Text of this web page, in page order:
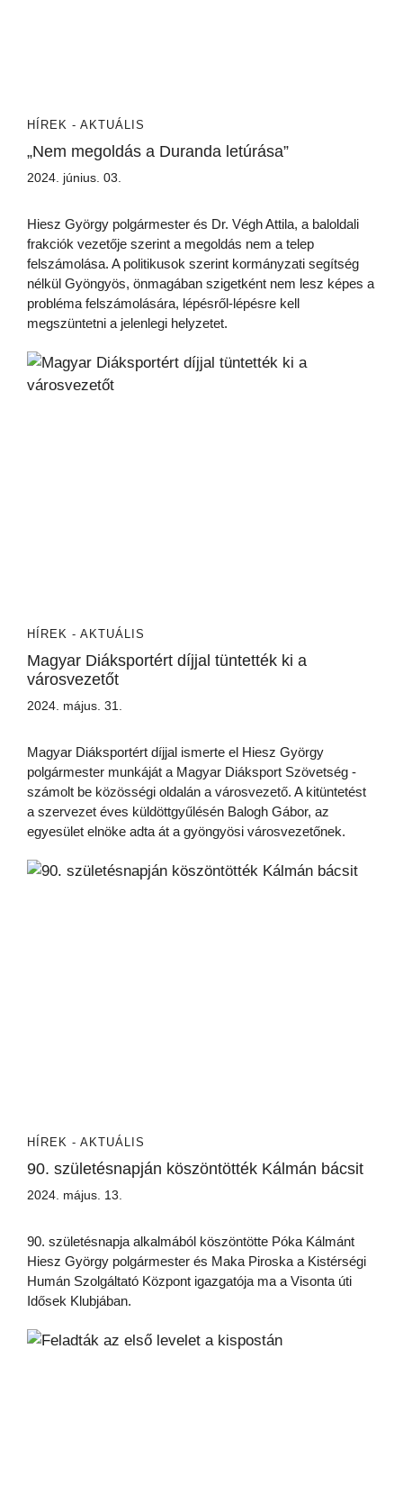
HÍREK - AKTUÁLIS
„Nem megoldás a Duranda letúrása”
2024. június. 03.
Hiesz György polgármester és Dr. Végh Attila, a baloldali
frakciók vezetője szerint a megoldás nem a telep
felszámolása. A politikusok szerint kormányzati segítség
nélkül Gyöngyös, önmagában szigetként nem lesz képes a
probléma felszámolására, lépésről-lépésre kell
megszüntetni a jelenlegi helyzetet.
HÍREK - AKTUÁLIS
Magyar Diáksportért díjjal tüntették ki a
városvezetőt
2024. május. 31.
Magyar Diáksportért díjjal ismerte el Hiesz György
polgármester munkáját a Magyar Diáksport Szövetség -
számolt be közösségi oldalán a városvezető. A kitüntetést
a szervezet éves küldöttgyűlésén Balogh Gábor, az
egyesület elnöke adta át a gyöngyösi városvezetőnek.
HÍREK - AKTUÁLIS
90. születésnapján köszöntötték Kálmán bácsit
2024. május. 13.
90. születésnapja alkalmából köszöntötte Póka Kálmánt
Hiesz György polgármester és Maka Piroska a Kistérségi
Humán Szolgáltató Központ igazgatója ma a Visonta úti
Idősek Klubjában.